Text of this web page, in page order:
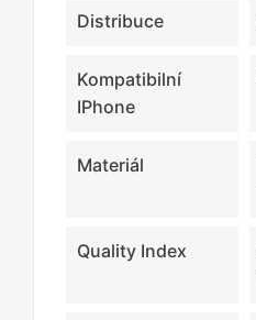
Distribuce
Kompatibilní
IPhone
Materiál
Quality Index